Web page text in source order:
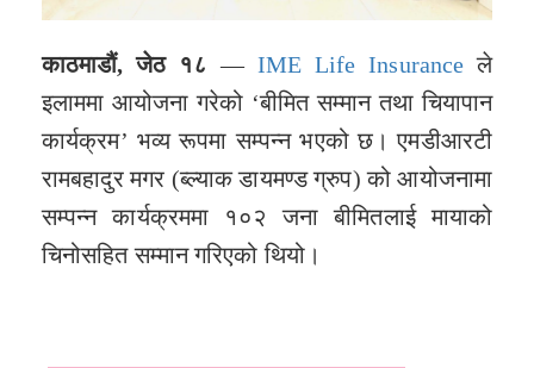
काठमाडौं, जेठ १८ —IME Life Insurance ले
इलाममा आयोजना गरेको ‘बीमित सम्मान तथा चियापान
कार्यक्रम’ भव्य रूपमा सम्पन्न भएको छ। एमडीआरटी
रामबहादुर मगर (ब्ल्याक डायमण्ड ग्रुप) को आयोजनामा
सम्पन्न कार्यक्रममा १०२ जना बीमितलाई मायाको
चिनोसहित सम्मान गरिएको थियो।